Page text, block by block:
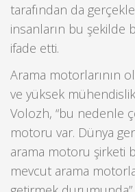
tarafından da
insanların bu şekilde
ifade etti.
Arama motorlarının
ve yüksek
Volozh, “bu nedenle
motoru var. Dünya
arama motoru şirketi
mevcut arama